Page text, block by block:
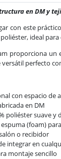
en DM y
con este
ideal
proporciona
perfecto
con espacio de
en DM
poliéster suave y
(foam)
o recibidor
integrar en
montaje sencillo